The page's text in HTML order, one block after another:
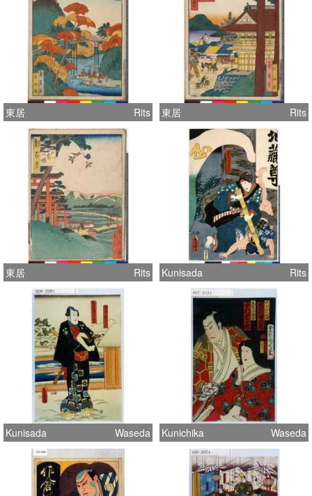
東居 Rits 東居 Rits
東居 Rits Kunisada Rits
Kunisada Waseda Kunichika Waseda